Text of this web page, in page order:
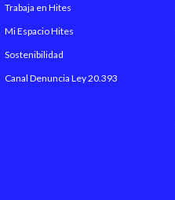
Trabaja en Hites
Mi Espacio Hites
Sostenibilidad
Canal Denuncia Ley 20.393